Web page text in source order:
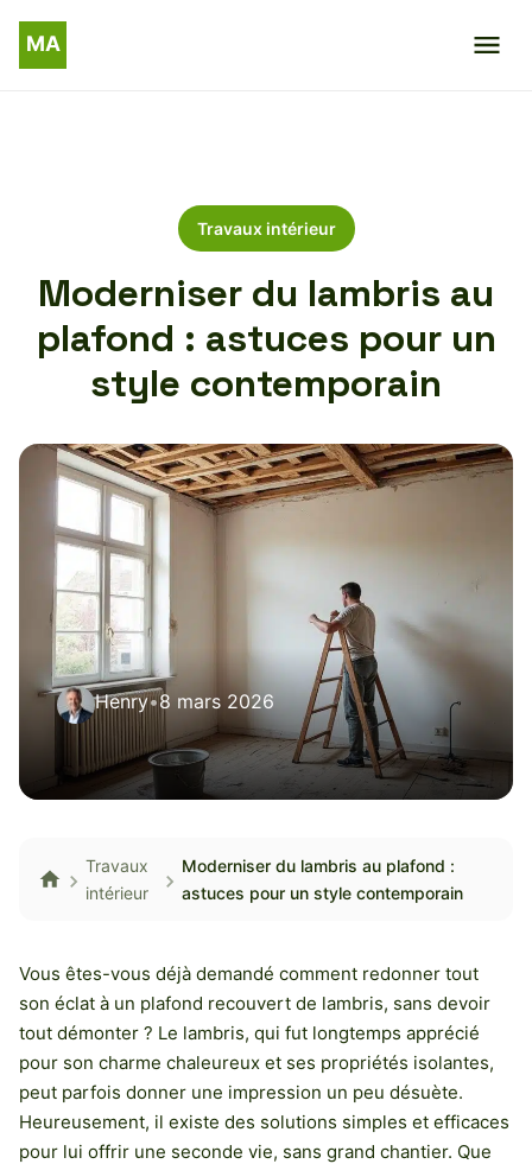
Travaux intérieur
Moderniser du lambris au
plafond : astuces pour un
style contemporain
Henry•8 mars 2026
Travaux
intérieur
Moderniser du lambris au plafond :
astuces pour un style contemporain
Vous êtes-vous déjà demandé comment redonner tout
son éclat à un plafond recouvert de lambris, sans devoir
tout démonter ? Le lambris, qui fut longtemps apprécié
pour son charme chaleureux et ses propriétés isolantes,
peut parfois donner une impression un peu désuète.
Heureusement, il existe des solutions simples et efficaces
pour lui offrir une seconde vie, sans grand chantier. Que